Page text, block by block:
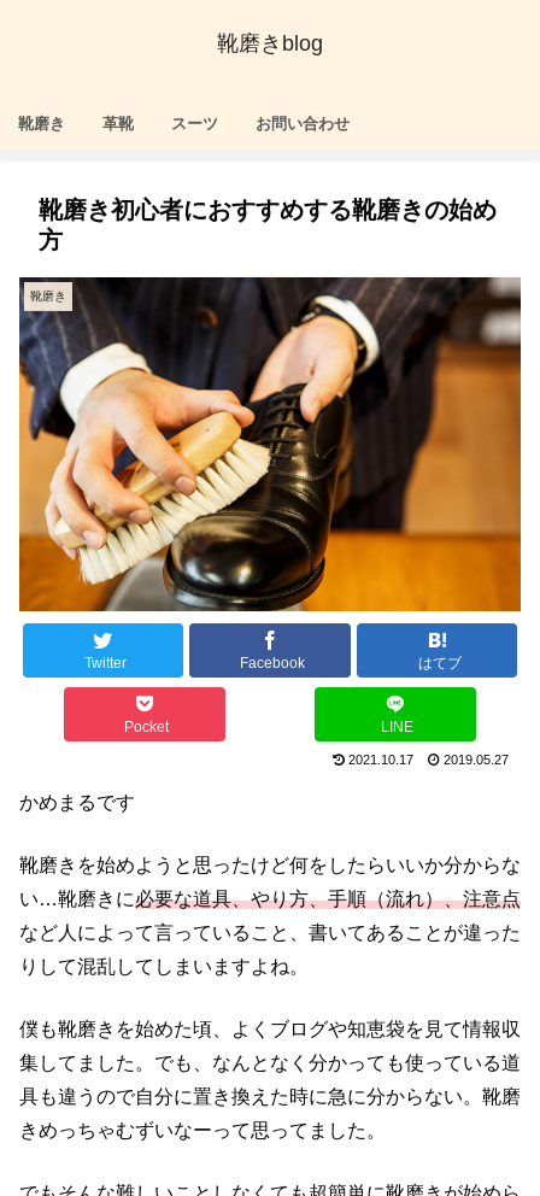
靴磨きblog
靴磨き 革靴 スーツ お問い合わせ
靴磨き初心者におすすめする靴磨きの始め
方
靴磨き
Twitter Facebook はてブ
Pocket LINE
2021.10.17 2019.05.27
かめまるです
靴磨きを始めようと思ったけど何をしたらいいか分からな
い…靴磨きに必要な道具、やり方、手順（流れ）、注意点
など人によって言っていること、書いてあることが違った
りして混乱してしまいますよね。
僕も靴磨きを始めた頃、よくブログや知恵袋を見て情報収
集して ました。でも、なんとなく分かっても使っている道
具も違うので自分に置き換えた時に急に分からない。靴磨
きめっちゃむずいなーって思ってました。